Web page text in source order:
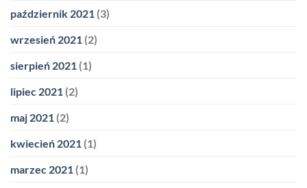
październik 2021 (3)
wrzesień 2021 (2)
sierpień 2021 (1)
lipiec 2021 (2)
maj 2021 (2)
kwiecień 2021 (1)
marzec 2021 (1)